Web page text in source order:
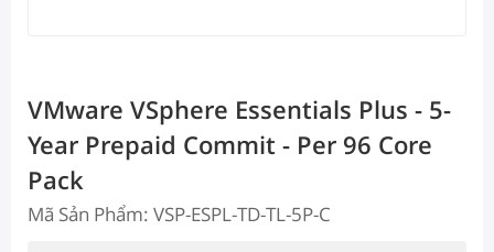
VMware VSphere Essentials Plus - 5-
Year Prepaid Commit - Per 96 Core
Pack
Mã Sản Phẩm: VSP-ESPL-TD-TL-5P-C